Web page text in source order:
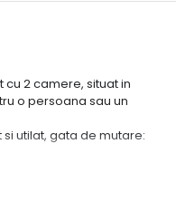
2 camere, situat in
o persoana sau un
utilat, gata de mutare: